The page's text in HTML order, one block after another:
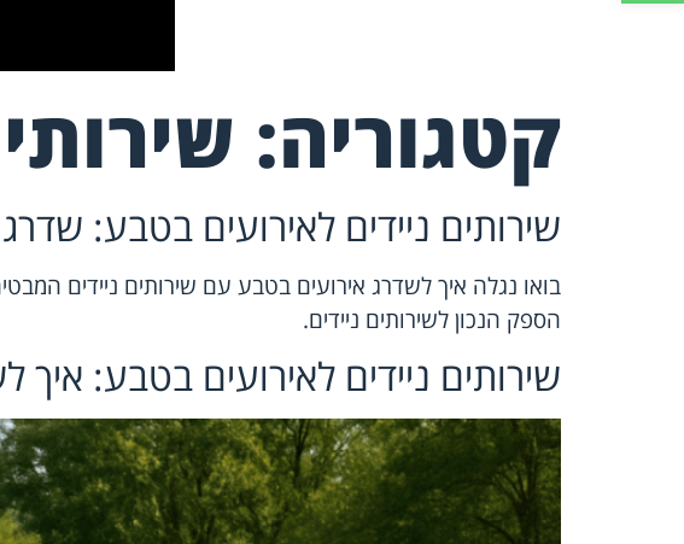
קטגוריה:
שירותים ניידים לאירועים בטבע:
בואו נגלה איך לשדרג אירועים בטבע עם שירותים ניידים
הספק הנכון לשירותים ניידים.
שירותים ניידים לאירועים בטבע: